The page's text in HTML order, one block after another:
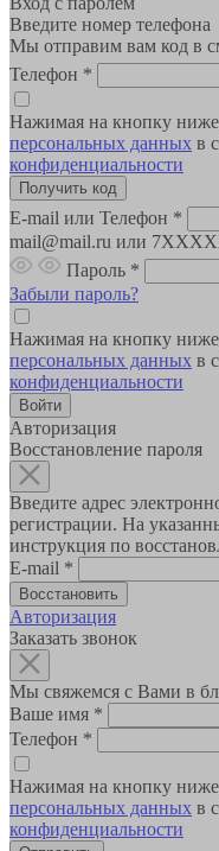
Введите номер телефона
Мы отправим вам код в
Телефон *
Нажимая на кнопку
персональных данных в
конфиденциальности
E-mail или Телефон *
mail@mail.ru или
Пароль *
Забыли пароль?
Нажимая на кнопку
персональных данных в
конфиденциальности
Авторизация
Восстановление пароля
Введите адрес
регистрации. На
инструкция по
E-mail *
Авторизация
Заказать звонок
Мы свяжемся с Вами в
Ваше имя *
Телефон *
Нажимая на кнопку
персональных данных в
конфиденциальности